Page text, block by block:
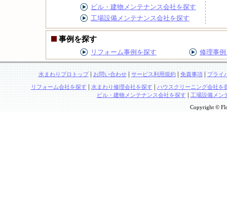
ビル・建物メンテナンス会社を探す
工場設備メンテナンス会社を探す
事例を探す
リフォーム事例を探す 修理事
水まわりプロトップ| お問い合わせ| サービス利用規約| 免責事項| プライ
リフォーム会社を探す | 水まわり修理会社を探す | ハウスクリーニング会社を
ビル・建物メンテナンス会社を探す| 工場設備メン
Copyright ©